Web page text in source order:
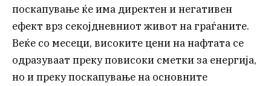
поскапување ќе има директен и негативен
ефект врз секојдневниот живот на граѓаните.
Веќе со месеци, високите цени на нафтата се
одразуваат преку повисоки сметки за енергија,
но и преку поскапување на основните